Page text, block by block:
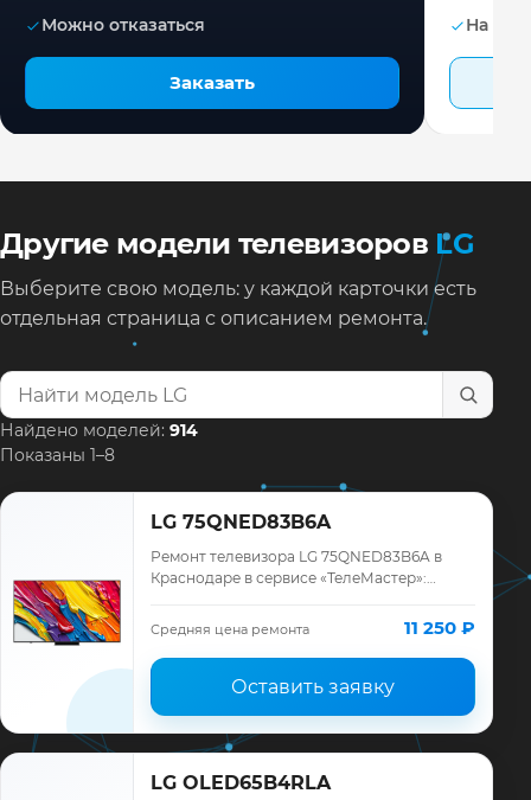
Можно отказаться
Заказать
На
Другие модели телевизоров LG
Выберите свою модель: у каждой карточки есть
отдельная страница с описанием ремонта.
Найти модель телевизора
Найдено моделей: 914
Показаны 1–8
LG 75QNED83B6A
Ремонт телевизора LG 75QNED83B6A в
Краснодаре в сервисе «ТелеМастер»:
запчасти и гарантия до 12 месяцев.
Средняя цена ремонта 11 250 ₽
Оставить заявку
LG OLED65B4RLA